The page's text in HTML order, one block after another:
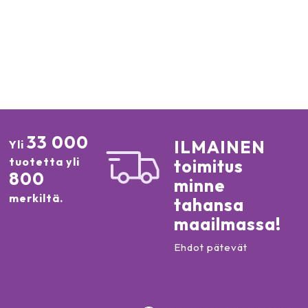
Yli 33 000
tuotetta yli
800
merkiltä.
ILMAINEN
toimitus
minne
tahansa
maailmassa!
Ehdot pätevät